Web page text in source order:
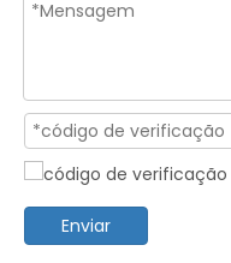
Enviar